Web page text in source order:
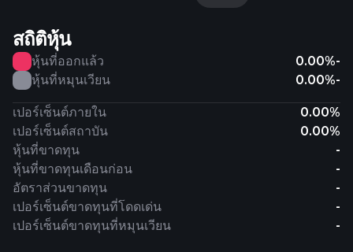
สถิติหุ้น
หุ้นที่ออกแล้ว 0.00%-
หุ้นที่หมุนเวียน
0.00%-
เปอร์เซ็นต์ภายใน
0.00%
เปอร์เซ็นต์สถาบัน
0.00%
หุ้นที่ขาดทุน
-
หุ้นที่ขาดทุนเดือนก่อน
-
อัตราส่วนขาดทุน
-
เปอร์เซ็นต์ขาดทุนที่โดดเด่น
-
เปอร์เซ็นต์ขาดทุนที่หมุนเวียน
-